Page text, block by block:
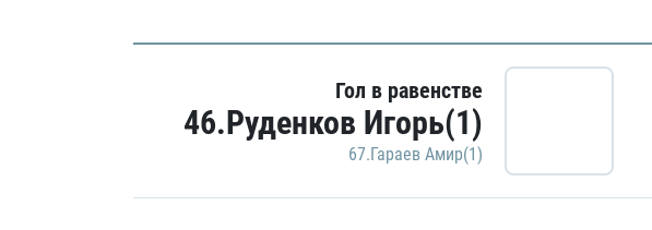
Гол в равенстве
46.Руденков Игорь(1)
67.Гараев Амир(1)